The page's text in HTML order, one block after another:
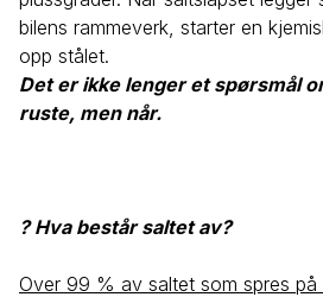
bilens rammeverk, starter en
opp stålet.
Det er ikke lenger et spørsmål
ruste, men når.
? Hva består saltet av?
Over 99 % av saltet som spres